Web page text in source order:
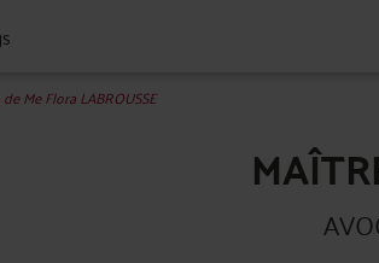
Me Flora LABROUSSE